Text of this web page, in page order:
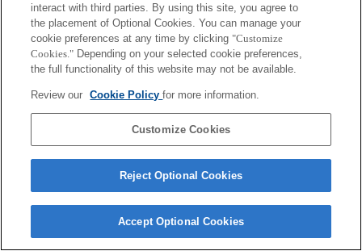
interact with third parties. By using this site, you agree to
the placement of Optional Cookies. You can manage your
cookie preferences at any time by clicking "Customize
Cookies." Depending on your selected cookie preferences,
the full functionality of this website may not be available.
Review our Cookie Policyfor more information.
Customize Cookies
Reject Optional Cookies
Accept Optional Cookies